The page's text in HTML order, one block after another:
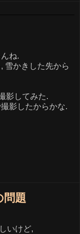
ね.
雪かきした先から
影してみた.
影したからかな.
問題
いけど,